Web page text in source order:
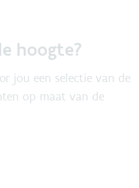
hoogte?
jou een selectie van de
op maat van de